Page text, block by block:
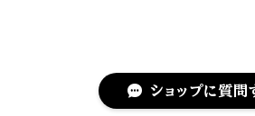
ショップに質問
KIKKERLAND(キッカーランド)